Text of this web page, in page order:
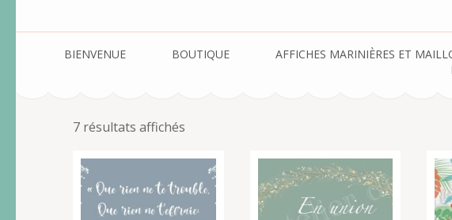
BIENVENUE BOUTIQUE AFFICHES MARINIÈRES ET
7 résultats affichés